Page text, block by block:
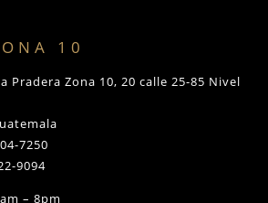
10
Pradera Zona 10, 20 calle 25-85 Nivel
7250
9094
– 8pm